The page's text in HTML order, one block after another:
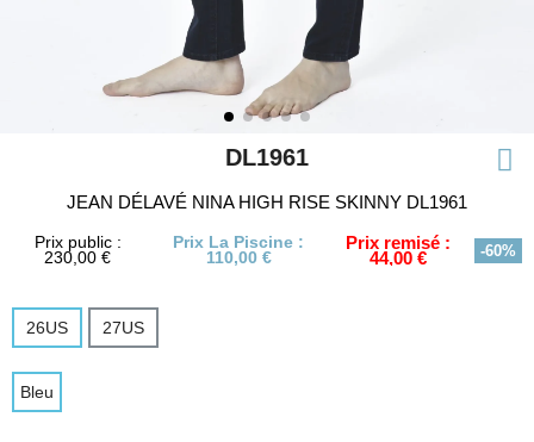
DL1961
JEAN DÉLAVÉ NINA HIGH RISE SKINNY DL1961
Prix public :
230,00 €
Prix La Piscine :
110,00 €
Prix remisé :
44,00 € -60%
26US 27US
Bleu